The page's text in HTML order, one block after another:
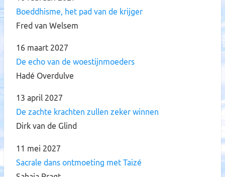
Boeddhisme, het pad van de krijger
Fred van Welsem
16 maart 2027
De echo van de woestijnmoeders
Hadé Overdulve
13 april 2027
De zachte krachten zullen zeker winnen
Dirk van de Glind
11 mei 2027
Sacrale dans ontmoeting met Taizé